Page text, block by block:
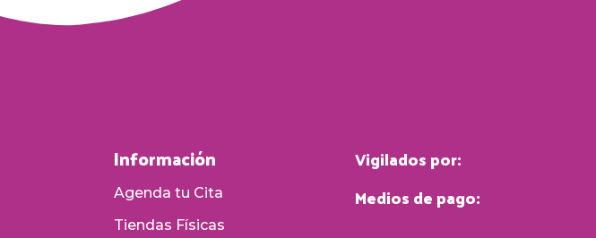
Información
Agenda tu Cita
Tiendas Físicas
Vigilados por:
Medios de pago: